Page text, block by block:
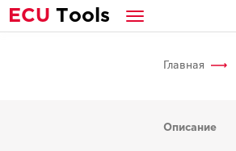
ECU Tools
Главная
Описание